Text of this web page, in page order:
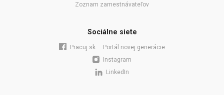
Zoznam zamestnávateľov
Sociálne siete
Pracuj.sk — Portál novej generácie
Instagram
LinkedIn